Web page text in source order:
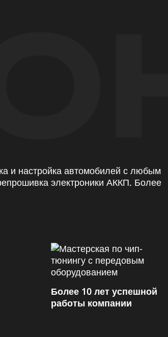
и настройка автомобилей с любым
электроники АККП. Более
Более 10 лет успешной
работы компании